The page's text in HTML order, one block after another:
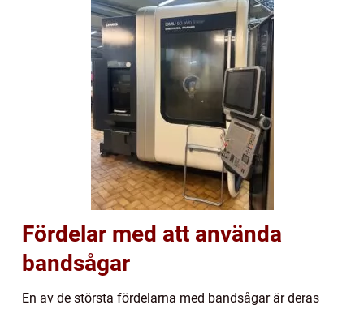
Fördelar med att använda
bandsågar
En av de största fördelarna med bandsågar är deras